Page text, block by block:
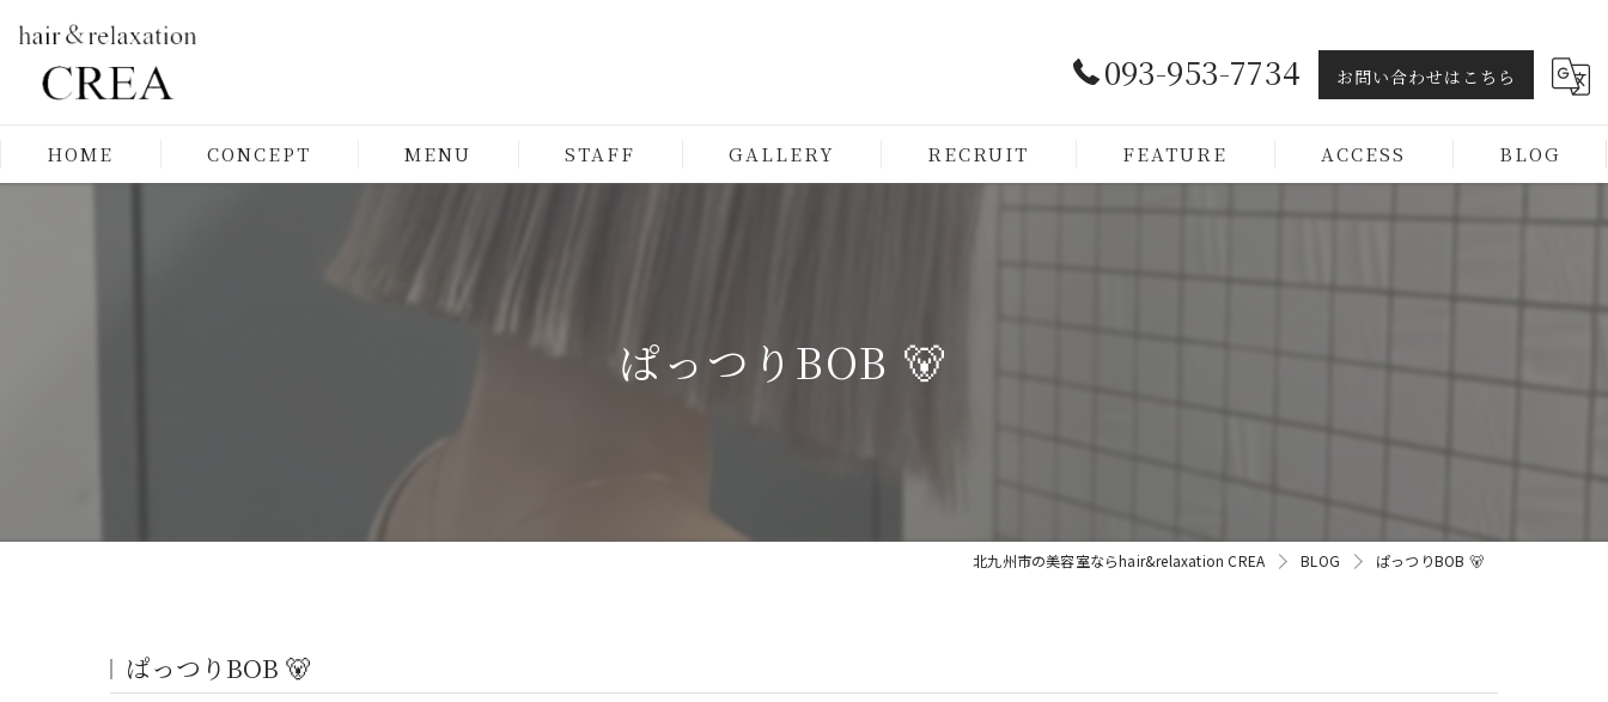
093-953-7734 お問い合わせはこちら
HOME CONCEPT MENU STAFF GALLERY RECRUIT FEATURE ACCESS BLOG
ぱっつりBOB 🐻
北九州市の美容室ならhair&relaxation CREA BLOG ぱっつりBOB 🐻
ぱっつりBOB 🐻